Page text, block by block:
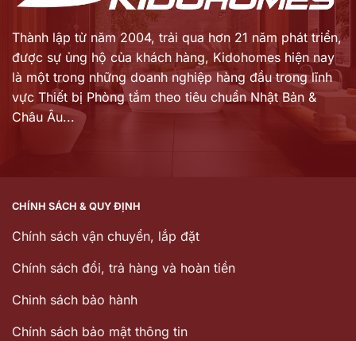
Thành lập từ năm 2004, trải qua hơn 21 năm phát triển,
được sự ủng hộ của khách hàng, Kidohomes hiện nay
là một trong những doanh nghiệp hàng đầu trong lĩnh
vực Thiết bị Phòng tắm theo tiêu chuẩn Nhật Bản &
Châu Âu...
CHÍNH SÁCH & QUY ĐỊNH
Chính sách vận chuyển, lắp đặt
Chính sách đổi, trả hàng và hoàn tiền
Chinh sách bảo hành
Chính sách bảo mật thông tin